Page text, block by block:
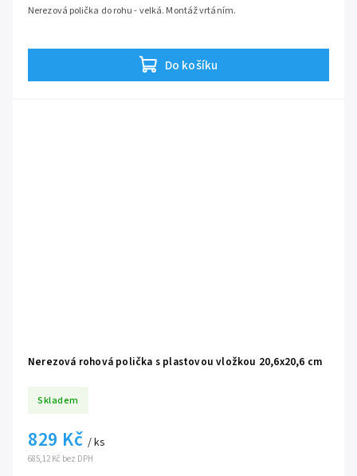
Do košíku
Nerezová polička do rohu - velká. Montáž vrtáním.
Nerezová rohová polička s plastovou vložkou 20,6x20,6 cm
Skladem
685,12 Kč bez DPH
829 Kč / ks